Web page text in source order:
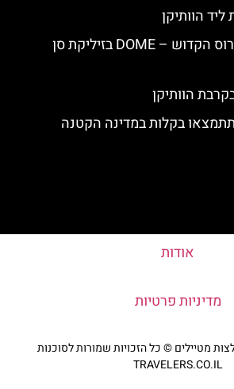
הוותיקן
כיפת בזיליקת פטרוס הקדוש – DOME בזיליקת סן
בקלות במדינה הקטנה
אודות
מדיניות פרטיות
מטיילים © כל הזכויות שמורות לסוכנות
TRAVELERS.CO.IL